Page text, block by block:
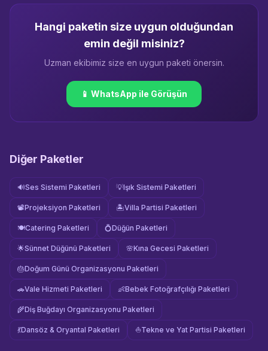
Hangi paketin size uygun olduğundan
emin değil misiniz?
Uzman ekibimiz size en uygun paketi önersin.
📱 WhatsApp ile Görüşün
Diğer Paketler
🔊Ses Sistemi Paketleri 💡Işık Sistemi Paketleri
📽️Projeksiyon Paketleri 🏝️Villa Partisi Paketleri
🍽️Catering Paketleri 💍Düğün Paketleri
🌟Sünnet Düğünü Paketleri 🌸Kına Gecesi Paketleri
🎂Doğum Günü Organizasyonu Paketleri
🚗Vale Hizmeti Paketleri 👶Bebek Fotoğrafçılığı Paketleri
🌾Diş Buğdayı Organizasyonu Paketleri
💃Dansöz & Oryantal Paketleri ⛵Tekne ve Yat Partisi Paketleri